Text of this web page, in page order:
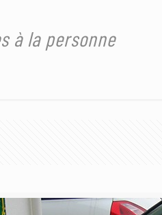
à la personne